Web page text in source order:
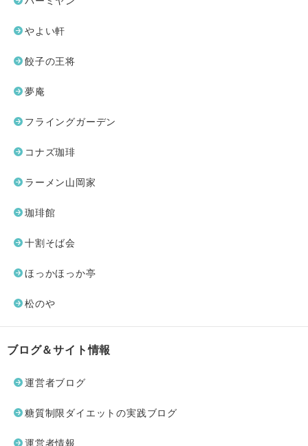
やよい軒
餃子の王将
夢庵
フライングガーデン
コナズ珈琲
ラーメン山岡家
珈琲館
十割そば会
ほっかほっか亭
松のや
ブログ＆サイト情報
運営者ブログ
糖質制限ダイエットの実践ブログ
運営者情報